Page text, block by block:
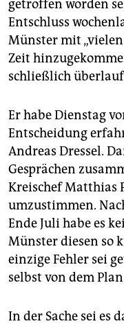
getroffen worden
Entschluss
Münster mit
Zeit
schließlich
Er habe Dienstag
Entscheidung
Andreas Dressel.
Gesprächen
Kreischef Matthias
umzustimmen.
Ende Juli habe es
Münster diesen so
einzige Fehler sei
selbst von dem
In der Sache sei es